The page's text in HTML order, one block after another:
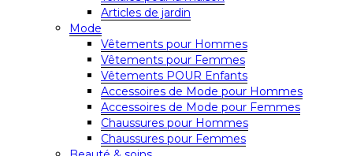
Articles de jardin
Mode
Vêtements pour Hommes
Vêtements pour Femmes
Vêtements POUR Enfants
Accessoires de Mode pour Hommes
Accessoires de Mode pour Femmes
Chaussures pour Hommes
Chaussures pour Femmes